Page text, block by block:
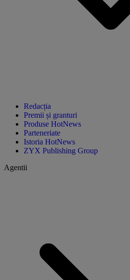
Redacția
Premii și granturi
Produse HotNews
Parteneriate
Istoria HotNews
ZYX Publishing Group
Agentii